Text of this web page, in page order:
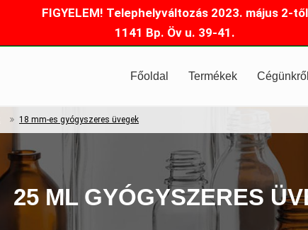
FIGYELEM! Telephelyváltozás 2023. május 2-től
1141 Bp. Öv u. 39-41.
Főoldal Termékek Cégünkről
18 mm-es gyógyszeres üvegek
25 ML GYÓGYSZERES